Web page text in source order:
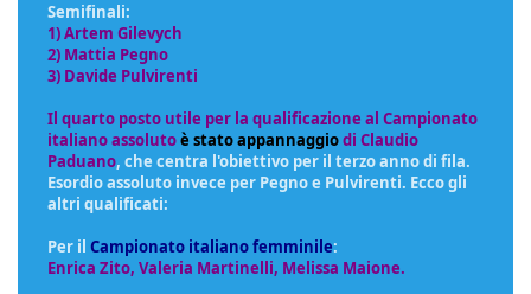
Semifinali:
1) Artem Gilevych
2) Mattia Pegno
3) Davide Pulvirenti
Il quarto posto utile per la qualificazione al Campionato
italiano assolutoè stato appannaggiodi Claudio
Paduano, che centra l'obiettivo per il terzo anno di fila.
Esordio assoluto invece per Pegno e Pulvirenti. Ecco gli
altri qualificati:
Per il Campionato italiano femminile:
Enrica Zito, Valeria Martinelli, Melissa Maione.